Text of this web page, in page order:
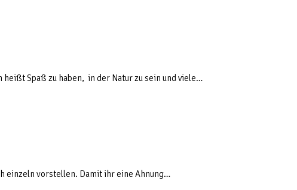
Spaß zu haben, in der Natur zu sein und viele…
einzeln vorstellen. Damit ihr eine Ahnung…